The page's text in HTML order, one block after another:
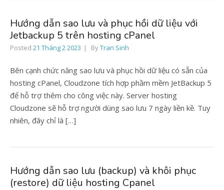
Hướng dẫn sao lưu và phục hồi dữ liệu với
Jetbackup 5 trên hosting cPanel
Posted 21 Tháng 2 2023 ByTran Sinh
Bên cạnh chức năng sao lưu và phục hồi dữ liệu có sẵn của
hosting cPanel, Cloudzone tích hợp phầm mềm JetBackup 5
để hỗ trợ thêm cho công việc này. Server hosting
Cloudzone sẽ hỗ trợ người dùng sao lưu 7 ngày liền kề. Tuy
nhiên, đây chỉ là […]
Hướng dẫn sao lưu (backup) và khôi phục
(restore) dữ liệu hosting Cpanel